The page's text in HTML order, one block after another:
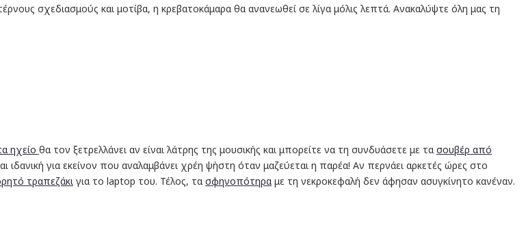
σχεδιασμούς και μοτίβα, η κρεβατοκάμαρα θα ανανεωθεί σε λίγα μόλις λεπτά. Ανακαλύψτε όλη μας τη
ηχείο θα τον ξετρελλάνει αν είναι λάτρης της μουσικής και μπορείτε να τη συνδυάσετε με τα σουβέρ από
ιδανική για εκείνον που αναλαμβάνει χρέη ψήστη όταν μαζεύεται η παρέα! Αν περνάει αρκετές ώρες στο
τραπεζάκι για το laptop του. Τέλος, τα σφηνοπότηρα με τη νεκροκεφαλή δεν άφησαν ασυγκίνητο κανέναν.